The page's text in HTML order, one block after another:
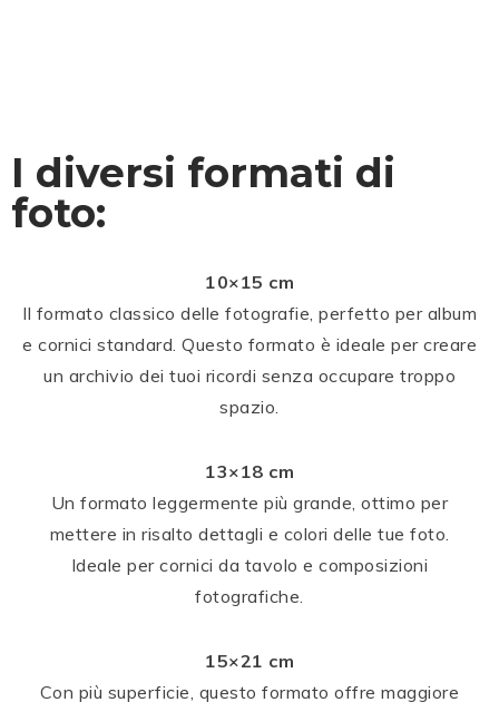
I diversi formati di
foto:
10×15 cm
Il formato classico delle fotografie, perfetto per album
e cornici standard. Questo formato è ideale per creare
un archivio dei tuoi ricordi senza occupare troppo
spazio.
13×18 cm
Un formato leggermente più grande, ottimo per
mettere in risalto dettagli e colori delle tue foto.
Ideale per cornici da tavolo e composizioni
fotografiche.
15×21 cm
Con più superficie, questo formato offre maggiore